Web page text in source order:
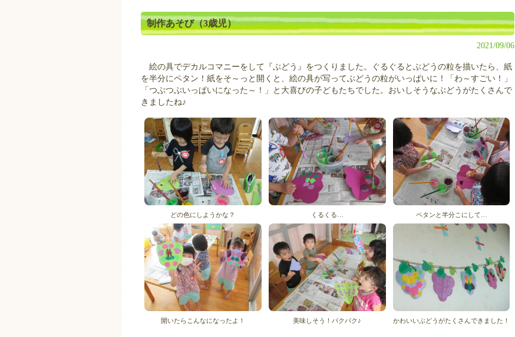
制作あそび（3歳児）
2021/09/06
絵の具でデカルコマニーをして『ぶどう』をつくりました。ぐるぐるとぶどうの粒を描いたら、紙
を半分にペタン！紙をそ～っと開くと、絵の具が写ってぶどうの粒がいっぱいに！「わ～すごい！」
「つぶつぶいっぱいになった～！」と大喜びの子どもたちでした。おいしそうなぶどうがたくさんで
きましたね♪
どの色にしようかな？ くるくる… ペタンと半分こにして…
開いたらこんなになったよ！ 美味しそう！パクパク♪ かわいいぶどうがたくさんできました！